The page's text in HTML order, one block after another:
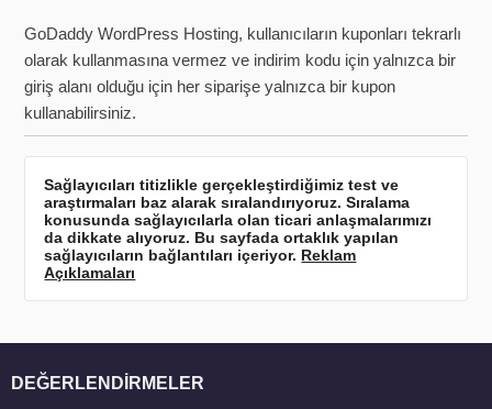
GoDaddy WordPress Hosting, kullanıcıların kuponları tekrarlı
olarak kullanmasına vermez ve indirim kodu için yalnızca bir
giriş alanı olduğu için her siparişe yalnızca bir kupon
kullanabilirsiniz.
Sağlayıcıları titizlikle gerçekleştirdiğimiz test ve
araştırmaları baz alarak sıralandırıyoruz. Sıralama
konusunda sağlayıcılarla olan ticari anlaşmalarımızı
da dikkate alıyoruz. Bu sayfada ortaklık yapılan
sağlayıcıların bağlantıları içeriyor. Reklam
Açıklamaları
DEĞERLENDIRMELER